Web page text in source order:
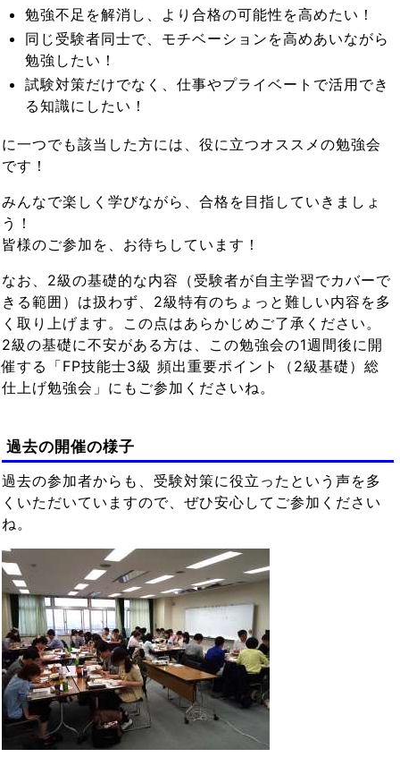
勉強不足を解消し、より合格の可能性を高めたい！
同じ受験者同士で、モチベーションを高めあいながら
勉強したい！
試験対策だけでなく、仕事やプライベートで活用でき
る知識にしたい！
に一つでも該当した方には、役に立つオススメの勉強会
です！
みんなで楽しく学びながら、合格を目指していきましょ
う！
皆様のご参加を、お待ちしています！
なお、2級の基礎的な内容（受験者が自主学習でカバーで
きる範囲）は扱わず、2級特有のちょっと難しい内容を多
く取り上げます。この点はあらかじめご了承ください。
2級の基礎に不安がある方は、この勉強会の1週間後に開
催する「FP技能士3級 頻出重要ポイント（2級基礎）総
仕上げ勉強会」にもご参加くださいね。
過去の開催の様子
過去の参加者からも、受験対策に役立ったという声を多
くいただいていますので、ぜひ安心してご参加ください
ね。